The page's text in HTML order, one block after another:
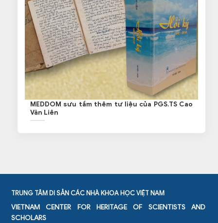
MEDDOM sưu tầm thêm tư liệu của PGS.TS Cao
Văn Liên
TRUNG TÂM DI SẢN CÁC NHÀ KHOA HỌC VIỆT NAM
VIETNAM CENTER FOR HERITAGE OF SCIENTISTS AND
SCHOLARS